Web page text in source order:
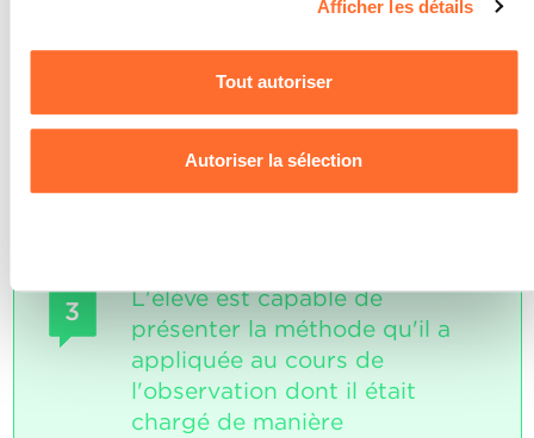
à gauche de chaque page du site.
Pour de plus amples informations sur la manière dont nous
données personnelles, vous pouvez consulter notre
Charte d’usage des cookieset notrePolitique de
Afficher les détails
Tout autoriser
Autoriser la sélection
sept points de la description
personnelle d’une manière complète et
cohérente.
3
L'élève est capable de
présenter la méthode qu'il a
appliquée au cours de
l'observation dont il était
chargé de manière